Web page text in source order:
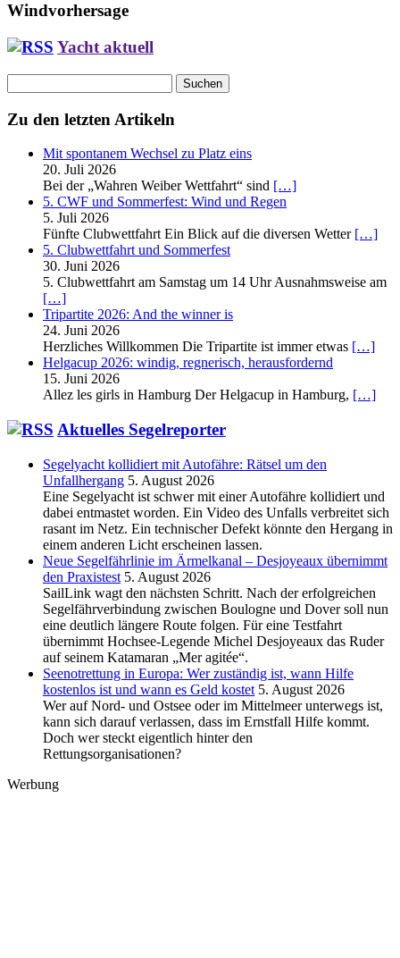
Windvorhersage
Yacht aktuell
nach:
Zu den letzten Artikeln
Mit spontanem Wechsel zu Platz eins
20. Juli 2026
Bei der „Wahren Weiber Wettfahrt“ sind […]
5. CWF und Sommerfest: Wind und Regen
5. Juli 2026
Fünfte Clubwettfahrt Ein Blick auf die diversen Wetter […]
5. Clubwettfahrt und Sommerfest
30. Juni 2026
5. Clubwettfahrt am Samstag um 14 Uhr Ausnahmsweise am
[…]
Tripartite 2026: And the winner is
24. Juni 2026
Herzliches Willkommen Die Tripartite ist immer etwas […]
Helgacup 2026: windig, regnerisch, herausfordernd
15. Juni 2026
Allez les girls in Hamburg Der Helgacup in Hamburg, […]
Aktuelles Segelreporter
Segelyacht kollidiert mit Autofähre: Rätsel um den
Unfallhergang 5. August 2026
Eine Segelyacht ist schwer mit einer Autofähre kollidiert und
dabei entmastet worden. Ein Video des Unfalls verbreitet sich
rasant im Netz. Ein technischer Defekt könnte den Hergang in
einem anderen Licht erscheinen lassen.
Neue Segelfährlinie im Ärmelkanal – Desjoyeaux übernimmt
den Praxistest 5. August 2026
SailLink wagt den nächsten Schritt. Nach der erfolgreichen
Segelfährverbindung zwischen Boulogne und Dover soll nun
eine deutlich längere Route folgen. Für eine Testfahrt
übernimmt Hochsee-Legende Michel Desjoyeaux das Ruder
auf seinem Katamaran „Mer agitée“.
Seenotrettung in Europa: Wer zuständig ist, wann Hilfe
kostenlos ist und wann es Geld kostet 5. August 2026
Wer auf Nord- und Ostsee oder im Mittelmeer unterwegs ist,
kann sich darauf verlassen, dass im Ernstfall Hilfe kommt.
Doch wer steckt eigentlich hinter den
Rettungsorganisationen?
Werbung